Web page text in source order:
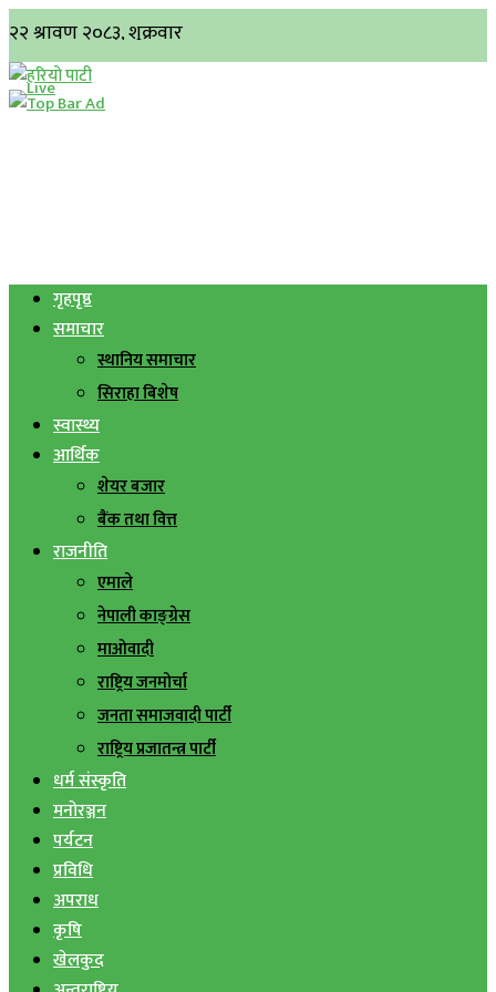
गृहपृष्ठ
समाचार
स्थानिय समाचार
सिराहा बिशेष
स्वास्थ्य
आर्थिक
शेयर बजार
बैंक तथा वित्त
राजनीति
एमाले
नेपाली काङ्ग्रेस
माओवादी
राष्ट्रिय जनमोर्चा
जनता समाजवादी पार्टी
राष्ट्रिय प्रजातन्त्र पार्टी
धर्म संस्कृति
मनोरञ्जन
पर्यटन
प्रविधि
अपराध
कृषि
खेलकुद